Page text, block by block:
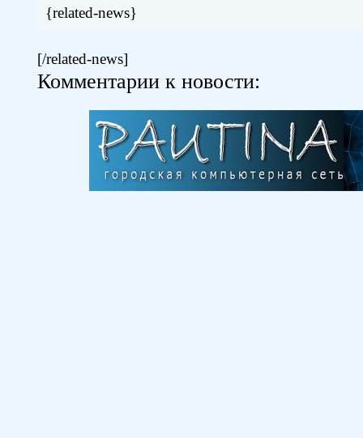
{related-news}
[/related-news]
Комментарии к новости: